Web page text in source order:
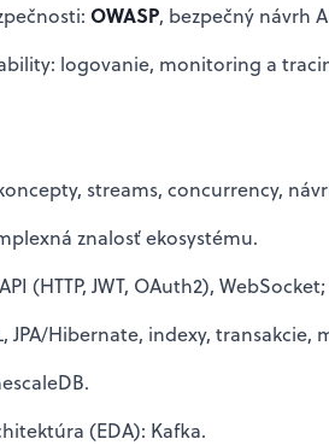
OWASP, bezpečný návrh
logovanie, monitoring a
streams, concurrency,
znalosť ekosystému.
(HTTP, JWT, OAuth2),
JPA/Hibernate, indexy, transakcie,
(EDA): Kafka.